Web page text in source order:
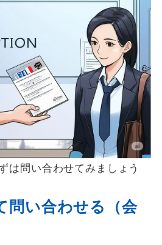
は問い合わせてみましょう
問い合わせる（会